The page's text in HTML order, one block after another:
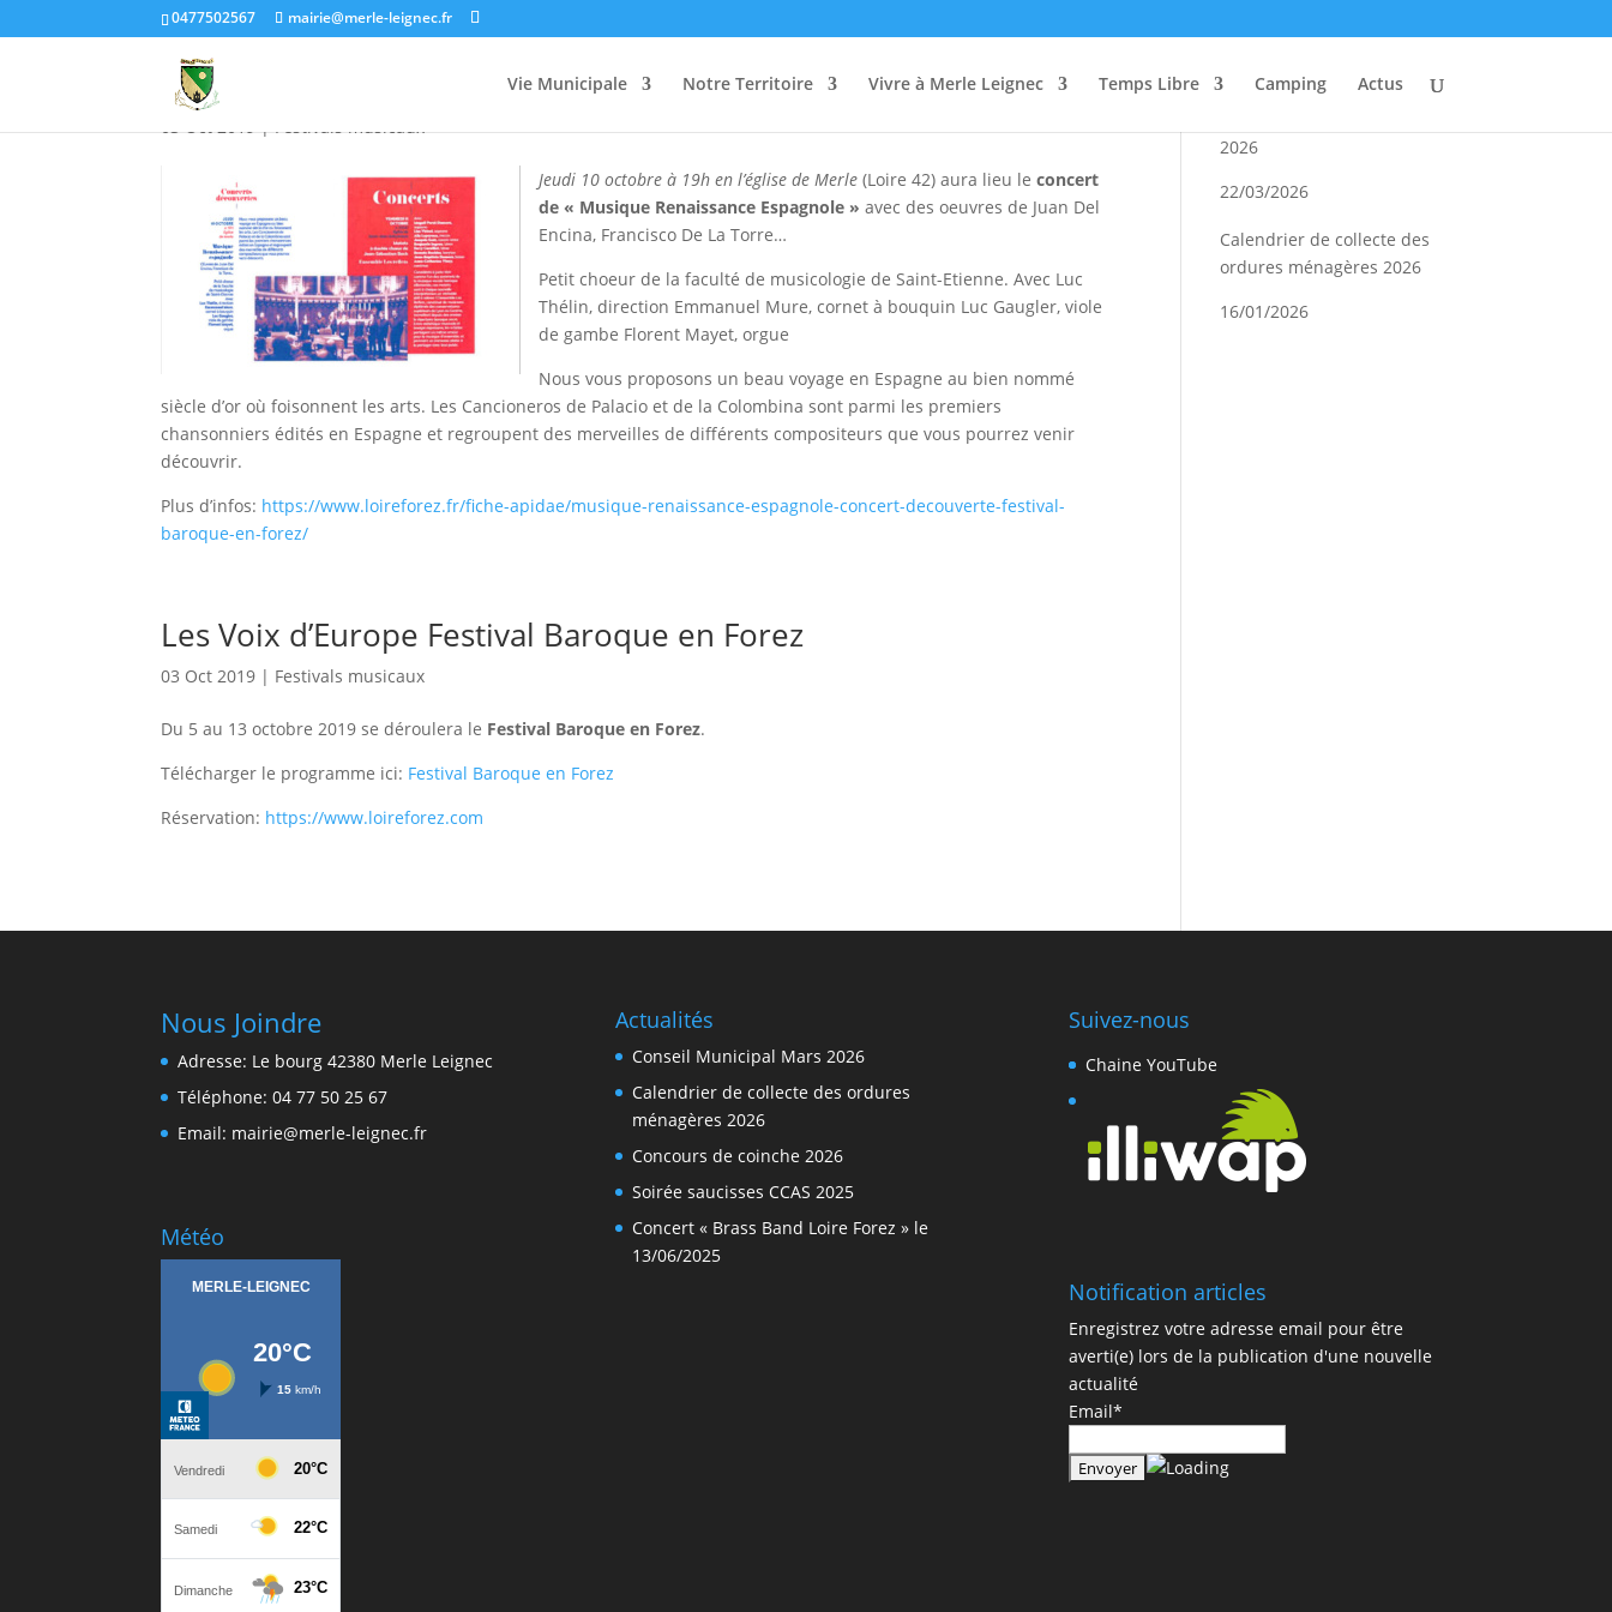
0477502567 mairie@merle-leignec.fr
Vie Municipale Notre Territoire Vivre à Merle Leignec Temps Libre Camping Actus
Concert « Découvertes » Baroque en Forez à Merle
03 Oct 2019|Festivals musicaux
Jeudi 10 octobre à 19h en l’église de Merle (Loire 42) aura lieu leconcert
de « Musique Renaissance Espagnole » avec des oeuvres de Juan Del
Encina, Francisco De La Torre…
Petit choeur de la faculté de musicologie de Saint-Etienne. Avec Luc
Thélin, direction Emmanuel Mure, cornet à bouquin Luc Gaugler, viole
de gambe Florent Mayet, orgue
Nous vous proposons un beau voyage en Espagne au bien nommé
siècle d’or où foisonnent les arts. Les Cancioneros de Palacio et de la Colombina sont parmi les premiers
chansonniers édités en Espagne et regroupent des merveilles de différents compositeurs que vous pourrez venir
découvrir.
Plus d’infos: https://www.loireforez.fr/fiche-apidae/musique-renaissance-espagnole-concert-decouverte-festival-
baroque-en-forez/
Les Voix d’Europe Festival Baroque en Forez
03 Oct 2019 | Festivals musicaux
Du 5 au 13 octobre 2019 se déroulera le Festival Baroque en Forez.
Télécharger le programme ici: Festival Baroque en Forez
Réservation: https://www.loireforez.com
Actualités
2026
22/03/2026
Calendrier de collecte des
ordures ménagères 2026
16/01/2026
Nous Joindre
Adresse: Le bourg 42380 Merle Leignec
Téléphone: 04 77 50 25 67
Email: mairie@merle-leignec.fr
Météo
Actualités
Conseil Municipal Mars 2026
Calendrier de collecte des ordures
ménagères 2026
Concours de coinche 2026
Soirée saucisses CCAS 2025
Concert « Brass Band Loire Forez » le
13/06/2025
Suivez-nous
Chaine YouTube
Notification articles
Enregistrez votre adresse email pour être
averti(e) lors de la publication d'une nouvelle
actualité
Email*